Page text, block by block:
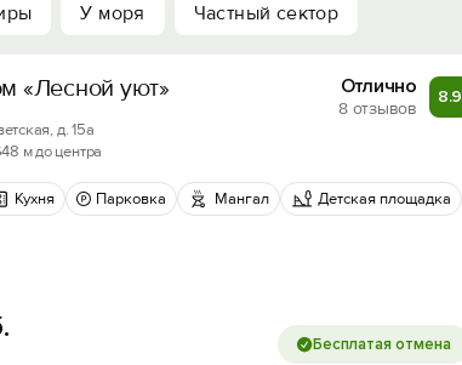
У моря Частный сектор
«Лесной уют» Отлично
8 отзывов
8.9
д. 15а
м до центра
Кухня Парковка Мангал Детская площадка
Бесплатая отмена